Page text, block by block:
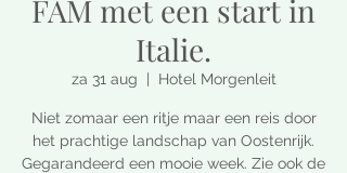
FAM met een start in
Italie.
za 31 aug Hotel Morgenleit
Niet zomaar een ritje maar een reis door
het prachtige landschap van Oostenrijk.
Gegarandeerd een mooie week. Zie ook de